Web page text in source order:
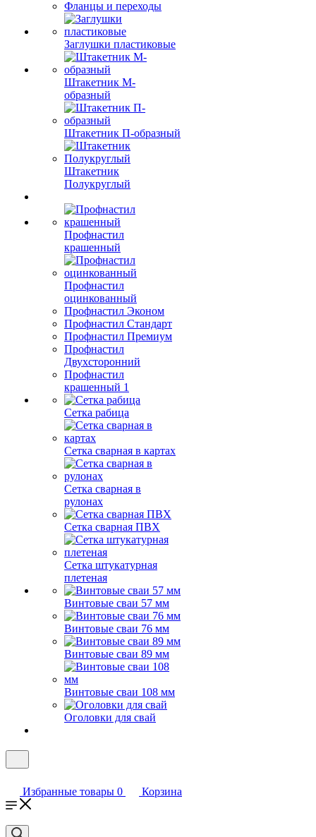
Фланцы и переходы
Заглушки пластиковые
Штакетник М-
образный
Штакетник П-образный
Штакетник
Полукруглый
Профнастил
крашенный
Профнастил
оцинкованный
Профнастил Эконом
Профнастил Стандарт
Профнастил Премиум
Профнастил
Двухсторонний
Профнастил
крашенный 1
Сетка рабица
Сетка сварная в картах
Сетка сварная в
рулонах
Сетка сварная ПВХ
Сетка штукатурная
плетеная
Винтовые сваи 57 мм
Винтовые сваи 76 мм
Винтовые сваи 89 мм
Винтовые сваи 108 мм
Оголовки для свай
Избранные товары 0 Корзина